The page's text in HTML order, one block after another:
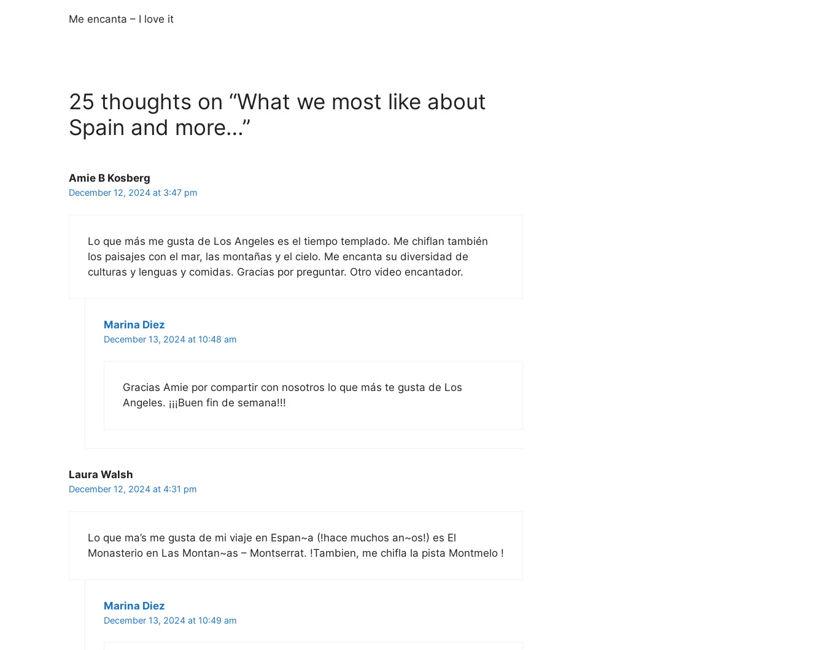
Me encanta – I love it
25 thoughts on “What we most like about
Spain and more…”
Amie B Kosberg
December 12, 2024 at 3:47 pm
Lo que más me gusta de Los Angeles es el tiempo templado. Me chiflan también
los paisajes con el mar, las montañas y el cielo. Me encanta su diversidad de
culturas y lenguas y comidas. Gracias por preguntar. Otro video encantador.
Marina Diez
December 13, 2024 at 10:48 am
Gracias Amie por compartir con nosotros lo que más te gusta de Los
Angeles. ¡¡¡Buen fin de semana!!!
Laura Walsh
December 12, 2024 at 4:31 pm
Lo que ma’s me gusta de mi viaje en Espan~a (!hace muchos an~os!) es El
Monasterio en Las Montan~as – Montserrat. !Tambien, me chifla la pista Montmelo !
Marina Diez
December 13, 2024 at 10:49 am